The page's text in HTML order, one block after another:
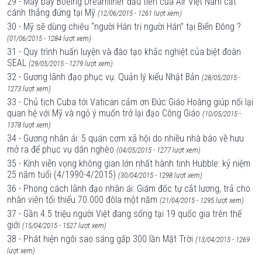
cánh thẳng đứng tại Mỹ (12/06/2015 - 1261 lượt xem)
30 - Mỹ sẽ dùng chiêu “người Hán trị người Hán” tại Biển Đông ?
(01/06/2015 - 1284 lượt xem)
31 - Quy trình huấn luyện và đào tạo khắc nghiệt của biệt đoàn
SEAL (29/05/2015 - 1279 lượt xem)
32 - Gương lãnh đạo phục vụ: Quản lý kiểu Nhật Bản (28/05/2015 -
1273 lượt xem)
33 - Chủ tịch Cuba tới Vatican cảm ơn Đức Giáo Hoàng giúp nối lại
quan hệ với Mỹ và ngỏ ý muốn trở lại đạo Công Giáo (10/05/2015 -
1378 lượt xem)
34 - Gương nhân ái: 5 quán cơm xã hội do nhiều nhà báo về hưu
mở ra để phục vụ dân nghèo (04/05/2015 - 1277 lượt xem)
35 - Kính viễn vọng không gian lớn nhất hành tinh Hubble: kỷ niệm
25 năm tuổi (4/1990-4/2015) (30/04/2015 - 1298 lượt xem)
36 - Phong cách lãnh đạo nhân ái: Giám đốc tự cắt lương, trả cho
nhân viên tối thiểu 70.000 đôla một năm (21/04/2015 - 1295 lượt xem)
37 - Gần 4.5 triệu người Việt đang sống tại 19 quốc gia trên thế
giới (15/04/2015 - 1527 lượt xem)
38 - Phát hiện ngôi sao sáng gấp 300 lần Mặt Trời (13/04/2015 - 1269
lượt xem)